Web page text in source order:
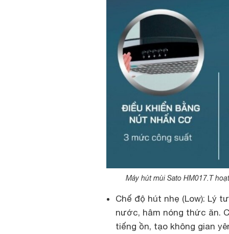
Máy hút mùi Sato HM017.T
Chế độ hút nhẹ (Low): Lý
nước, hâm nóng thức ăn.
tiếng ồn, tạo không gian